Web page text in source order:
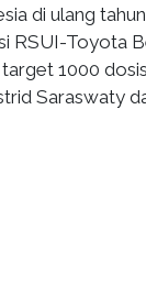
di ulang
RSUI-Toyota
1000
Saraswaty